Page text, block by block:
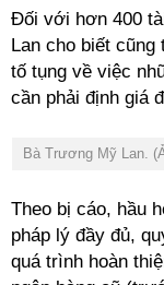
Đối với hơn 400
Lan cho biết
tố tụng về việc
cần phải định giá
Bà Trương Mỹ Lan.
Theo bị cáo, hầu
pháp lý đầy đủ,
quá trình hoàn